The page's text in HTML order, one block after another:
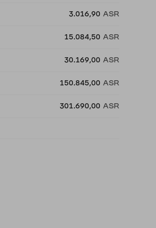
3.016,90 ASR
15.084,50 ASR
30.169,00 ASR
150.845,00 ASR
301.690,00 ASR